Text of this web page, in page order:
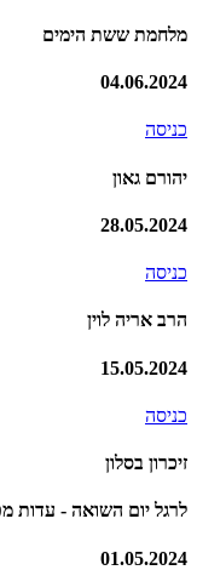
מלחמת ששת הימים
04.06.2024
כניסה
יהורם גאון
28.05.2024
כניסה
הרב אריה לוין
15.05.2024
כניסה
זיכרון בסלון
לרגל יום השואה - עדות
01.05.2024